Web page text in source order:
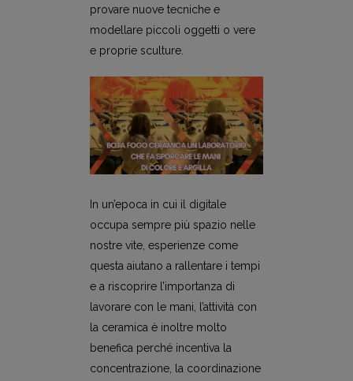
provare nuove tecniche e
modellare piccoli oggetti o vere
e proprie sculture.
In un’epoca in cui il digitale
occupa sempre più spazio nelle
nostre vite, esperienze come
questa aiutano a rallentare i tempi
e a riscoprire l’importanza di
lavorare con le mani, l’attività con
la ceramica è inoltre molto
benefica perché incentiva la
concentrazione, la coordinazione